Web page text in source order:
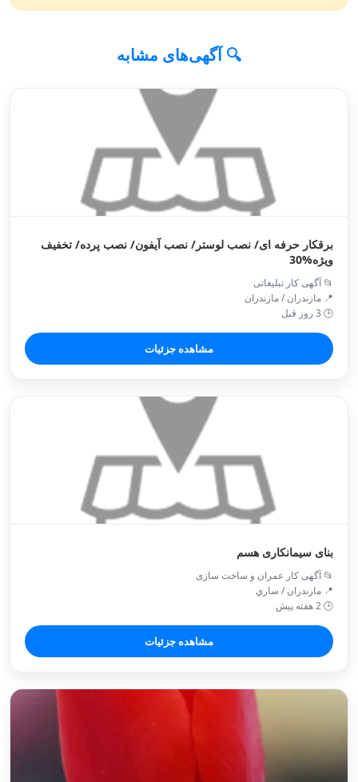
🔍 آگهی‌های مشابه
برقکار حرفه ای/ نصب لوستر/ نصب آیفون/ نصب پرده/ تخفیف
ویژه%30
📂 آگهی کار تبلیغاتی
📍 مازندران / مازندران
🕒 3 روز قبل
مشاهده جزئیات
بنای سیمانکاری هسم
📂 آگهی کار عمران و ساخت سازی
📍 مازندران / ساري
🕒 2 هفته پیش
مشاهده جزئیات